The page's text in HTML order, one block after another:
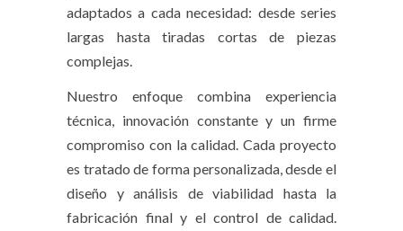
adaptados a cada necesidad: desde series
largas hasta tiradas cortas de piezas
complejas.
Nuestro enfoque combina experiencia
técnica, innovación constante y un firme
compromiso con la calidad. Cada proyecto
es tratado de forma personalizada, desde el
diseño y análisis de viabilidad hasta la
fabricación final y el control de calidad.